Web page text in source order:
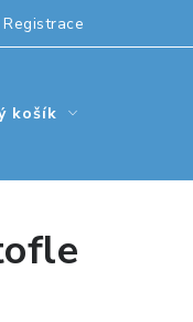
Registrace
košík